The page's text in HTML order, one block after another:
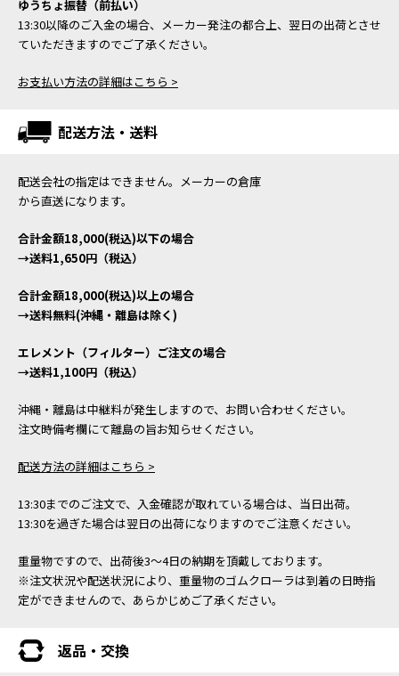
ゆうちょ振替（前払い）
13:30以降のご入金の場合、メーカー発注の都合上、翌日の出荷とさせ
ていただきますのでご了承ください。
お支払い方法の詳細はこちら >
配送方法・送料
配送会社の指定はできません。メーカーの倉庫
から直送になります。
合計金額18,000(税込)以下の場合
→送料1,650円（税込）
合計金額18,000(税込)以上の場合
→送料無料(沖縄・離島は除く)
エレメント（フィルター）ご注文の場合
→送料1,100円（税込）
沖縄・離島は中継料が発生しますので、お問い合わせください。
注文時備考欄にて離島の旨お知らせください。
配送方法の詳細はこちら >
13:30までのご注文で、入金確認が取れている場合は、当日出荷。
13:30を過ぎた場合は翌日の出荷になりますのでご注意ください。
重量物ですので、出荷後3～4日の納期を頂戴しております。
※注文状況や配送状況により、重量物のゴムクローラは到着の日時指
定ができませんので、あらかじめご了承ください。
返品・交換